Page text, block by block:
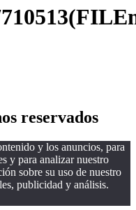
reservados
y los anuncios, para
y para analizar nuestro
sobre su uso de nuestro
publicidad y análisis.